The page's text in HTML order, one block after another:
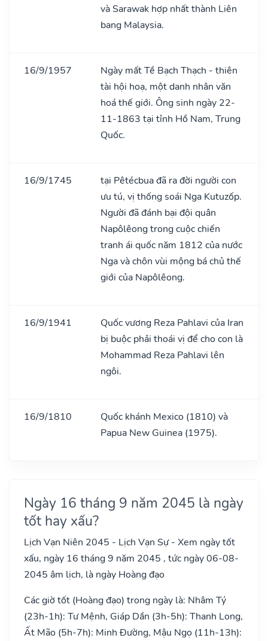
và Sarawak hợp nhất thành Liên
bang Malaysia.
16/9/1957
Ngày mất Tề Bạch Thạch - thiên
tài hội hoạ, một danh nhân văn
hoá thế giới. Ông sinh ngày 22-
11-1863 tại tỉnh Hồ Nam, Trung
Quốc.
16/9/1745
tại Pêtécbua đã ra đời người con
ưu tú, vị thống soái Nga Kutuzốp.
Người đã đánh bại đội quân
Napôlêong trong cuộc chiến
tranh ái quốc năm 1812 của nước
Nga và chôn vùi mộng bá chủ thế
giới của Napôlêong.
16/9/1941
Quốc vương Reza Pahlavi của Iran
bị buộc phải thoái vị để cho con là
Mohammad Reza Pahlavi lên
ngôi.
16/9/1810
Quốc khánh Mexico (1810) và
Papua New Guinea (1975).
Ngày 16 tháng 9 năm 2045 là ngày
tốt hay xấu?
Lịch Vạn Niên 2045 - Lịch Vạn Sự - Xem ngày tốt
xấu, ngày 16 tháng 9 năm 2045 , tức ngày 06-08-
2045 âm lịch, là ngày Hoàng đạo
Các giờ tốt (Hoàng đạo) trong ngày là: Nhâm Tý
(23h-1h): Tư Mệnh, Giáp Dần (3h-5h): Thanh Long,
Ất Mão (5h-7h): Minh Đường, Mậu Ngọ (11h-13h):